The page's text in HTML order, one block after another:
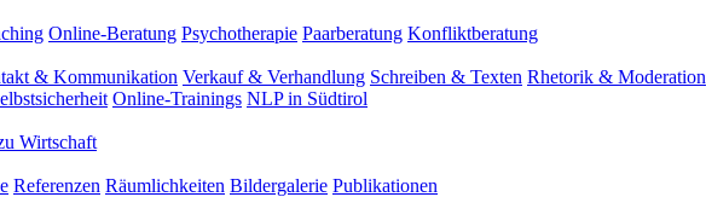
Online-Beratung Psychotherapie Paarberatung Konfliktberatung
& Kommunikation Verkauf & Verhandlung Schreiben & Texten Rhetorik & Moderation
Online-Trainings NLP in Südtirol
Wirtschaft
Referenzen Räumlichkeiten Bildergalerie Publikationen